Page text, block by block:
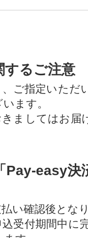
するご注意
ご指定いただ
ます。
ましてはお届
Pay-easy決
い確認後とな
受付期間中に